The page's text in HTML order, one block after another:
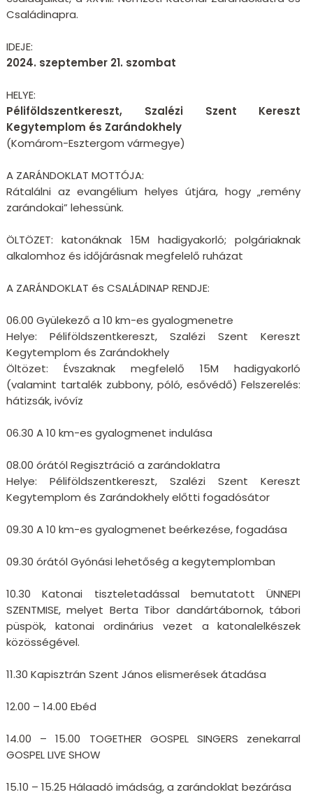
Családinapra.
IDEJE:
2024. szeptember 21. szombat
HELYE:
Péliföldszentkereszt, Szalézi Szent Kereszt
Kegytemplom és Zarándokhely
(Komárom-Esztergom vármegye)
A ZARÁNDOKLAT MOTTÓJA:
Rátalálni az evangélium helyes útjára, hogy „remény
zarándokai” lehessünk.
ÖLTÖZET: katonáknak 15M hadigyakorló; polgáriaknak
alkalomhoz és időjárásnak megfelelő ruházat
A ZARÁNDOKLAT és CSALÁDINAP RENDJE:
06.00 Gyülekező a 10 km-es gyalogmenetre
Helye: Péliföldszentkereszt, Szalézi Szent Kereszt
Kegytemplom és Zarándokhely
Öltözet: Évszaknak megfelelő 15M hadigyakorló
(valamint tartalék zubbony, póló, esővédő) Felszerelés:
hátizsák, ivóvíz
06.30 A 10 km-es gyalogmenet indulása
08.00 órától Regisztráció a zarándoklatra
Helye: Péliföldszentkereszt, Szalézi Szent Kereszt
Kegytemplom és Zarándokhely előtti fogadósátor
09.30 A 10 km-es gyalogmenet beérkezése, fogadása
09.30 órától Gyónási lehetőség a kegytemplomban
10.30 Katonai tiszteletadással bemutatott ÜNNEPI
SZENTMISE, melyet Berta Tibor dandártábornok, tábori
püspök, katonai ordinárius vezet a katonalelkészek
közösségével.
11.30 Kapisztrán Szent János elismerések átadása
12.00 – 14.00 Ebéd
14.00 – 15.00 TOGETHER GOSPEL SINGERS zenekarral
GOSPEL LIVE SHOW
15.10 – 15.25 Hálaadó imádság, a zarándoklat bezárása